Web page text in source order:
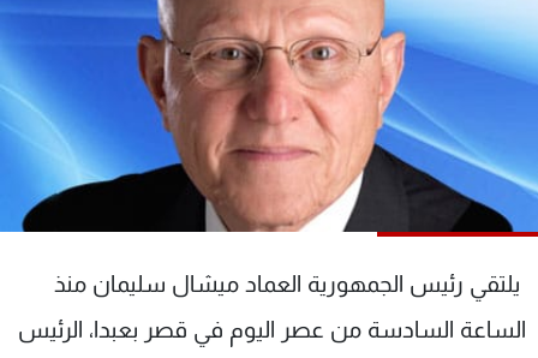
يلتقي رئيس الجمهورية العماد ميشال سليمان منذ
الساعة السادسة من عصر اليوم في قصر بعبدا، الرئيس
كأس العالم
البرامج
جدول البرامج
شاهد البرامج
عن MTV
وظائف